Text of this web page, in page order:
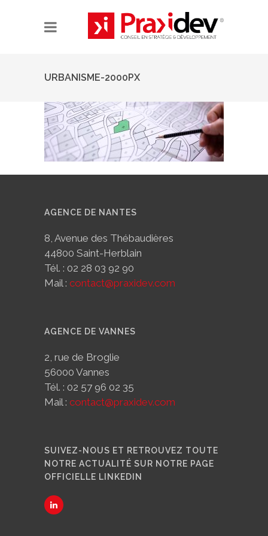
URBANISME-2000PX
AGENCE DE NANTES
8, Avenue des Thébaudières
44800 Saint-Herblain
Tél. : 02 28 03 92 90
Mail : contact@praxidev.com
AGENCE DE VANNES
2, rue de Broglie
56000 Vannes
Tél. : 02 57 96 02 35
Mail : contact@praxidev.com
SUIVEZ-NOUS ET RETROUVEZ TOUTE
NOTRE ACTUALITÉ SUR NOTRE PAGE
OFFICIELLE LINKEDIN